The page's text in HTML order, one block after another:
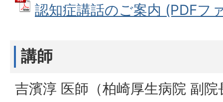
認知症講話のご案内 (PDFフ
講師
吉濱淳 医師（柏崎厚生病院 副院